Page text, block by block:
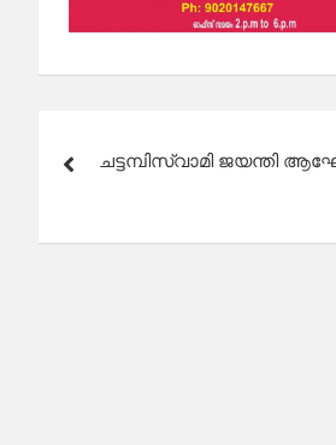
navigation
ചട്ടമ്പിസ്വാമി ജയന്തി